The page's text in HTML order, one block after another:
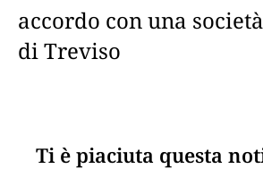
accordo con una
di Treviso
Ti è piaciuta questa